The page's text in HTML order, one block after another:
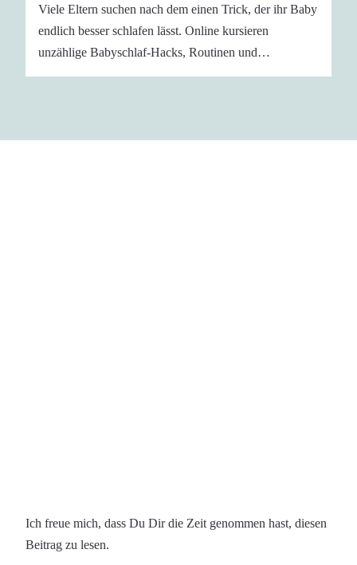
Viele Eltern suchen nach dem einen Trick, der ihr Baby
endlich besser schlafen lässt. Online kursieren
unzählige Babyschlaf-Hacks, Routinen und…
Ich freue mich, dass Du Dir die Zeit genommen hast, diesen
Beitrag zu lesen.